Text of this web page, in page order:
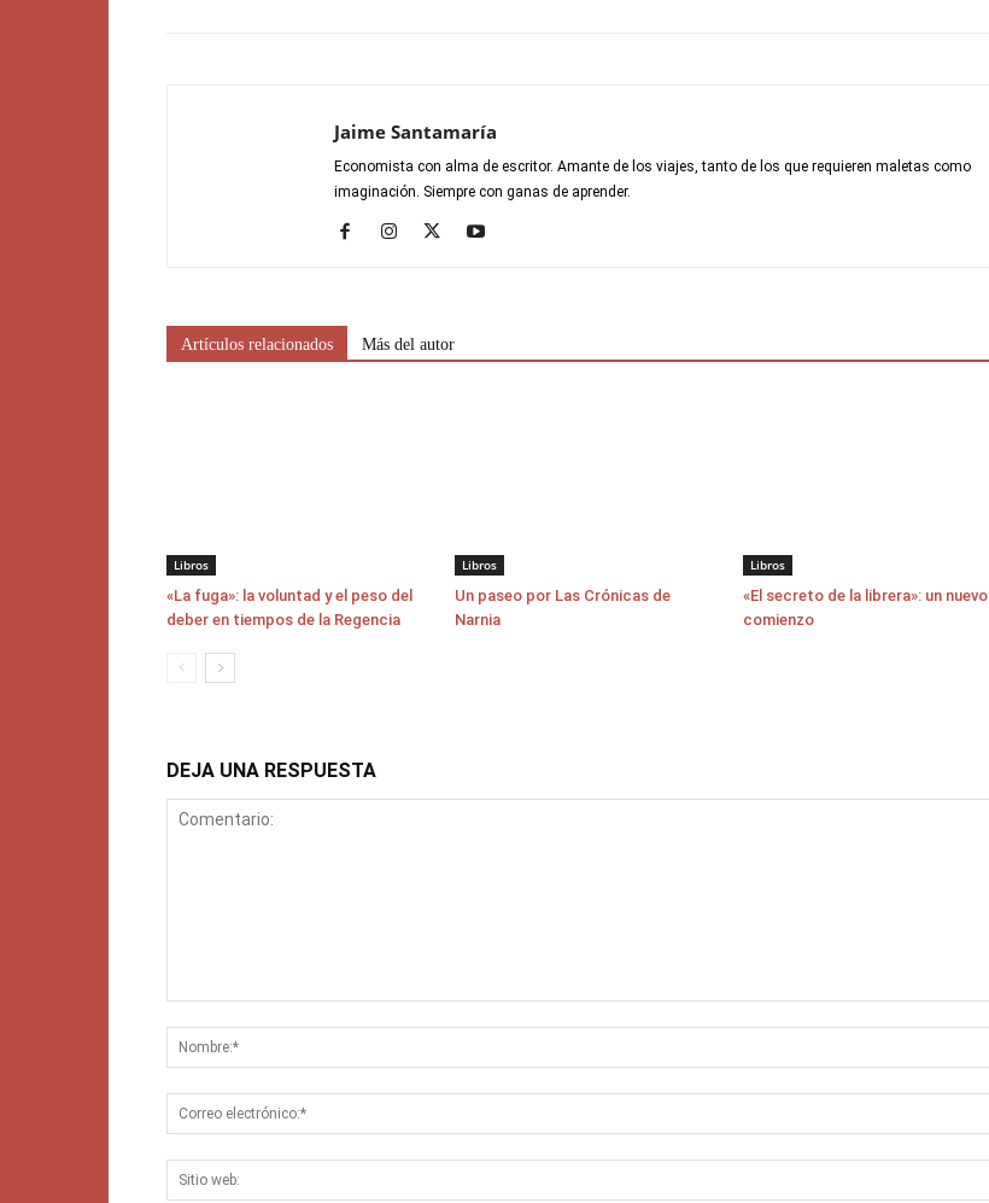
Jaime Santamaría
Economista con alma de escritor. Amante de los viajes, tanto de los que requieren maletas como
imaginación. Siempre con ganas de aprender.
Artículos relacionados Más del autor
Libros
«La fuga»: la voluntad y el peso del
deber en tiempos de la Regencia
Libros
Un paseo por Las Crónicas de
Narnia
Libros
«El secreto de la librera»: un nuevo
comienzo
DEJA UNA RESPUESTA